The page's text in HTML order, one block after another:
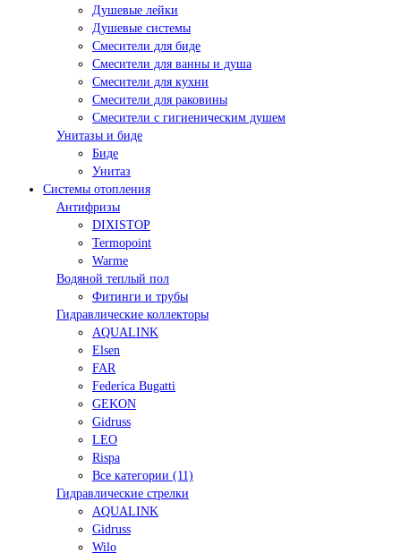
Душевые лейки
Душевые системы
Смесители для биде
Смесители для ванны и душа
Смесители для кухни
Смесители для раковины
Смесители с гигиеническим душем
Унитазы и биде
Биде
Унитаз
Системы отопления
Антифризы
DIXISTOP
Termopoint
Warme
Водяной теплый пол
Фитинги и трубы
Гидравлические коллекторы
AQUALINK
Elsen
FAR
Federica Bugatti
GEKON
Gidruss
LEO
Rispa
Все категории (11)
Гидравлические стрелки
AQUALINK
Gidruss
Wilo